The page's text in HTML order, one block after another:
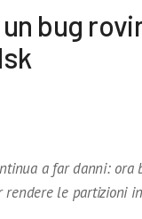
bug
a far danni: ora
le partizioni